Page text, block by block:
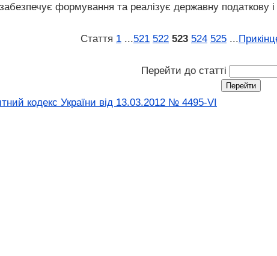
формування та реалізує державну податкову і
Стаття 1 ...521 522 523 524 525 ...
Перейти до статті
кодекс України від 13.03.2012 № 4495-VI